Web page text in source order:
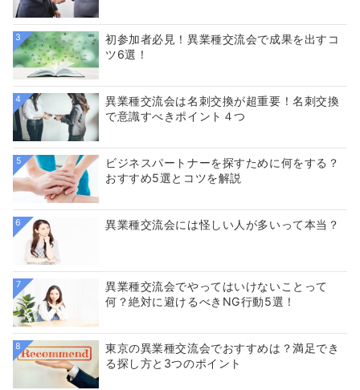
3
初参加者必見！異業種交流会で成果を出すコ
ツ6選！
4
異業種交流会は名刺交換が超重要！名刺交換
で意識すべきポイント４つ
5
ビジネスパートナーを探すために何をする？
おすすめ5選とコツを解説
6 異業種交流会には怪しい人が多いって本当？
7
異業種交流会でやってはいけないことって
何？絶対に避けるべきNG行動5選！
8
東京の異業種交流会でおすすめは？満足でき
る探し方と3つのポイント